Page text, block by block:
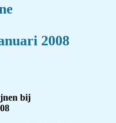
2008
bij